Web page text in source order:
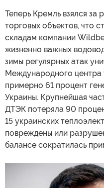
Теперь Кремль взялся за
торговых объектов, что
складам компании
жизненно важных
зимы регулярных атак
Международного центра
примерно 61 процент
Украины. Крупнейшая
ДТЭК потеряла 90
15 украинских
повреждены или
балансе сократилась